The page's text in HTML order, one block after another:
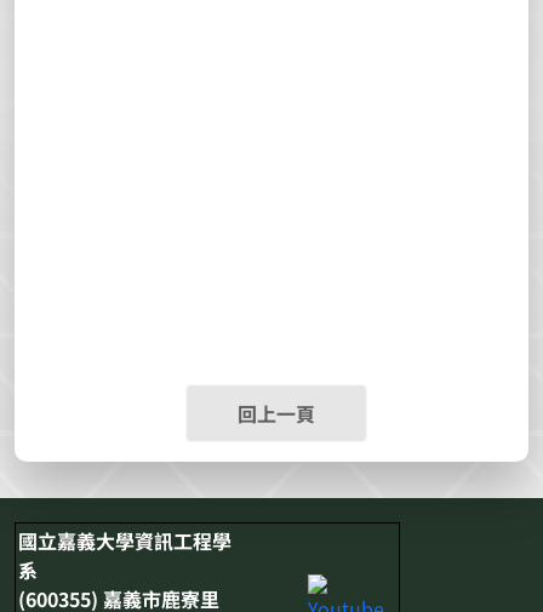
回上一頁
國立嘉義大學資訊工程學
系
(600355) 嘉義市鹿寮里